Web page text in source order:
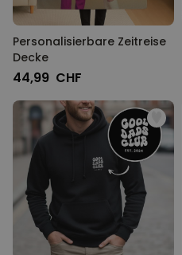
Personalisierbare Zeitreise
Decke
44,99 CHF